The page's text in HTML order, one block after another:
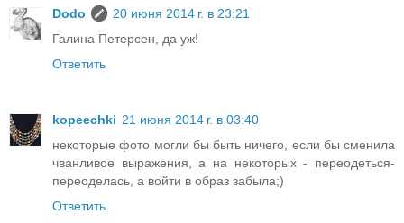
Dodo
20 июня 2014 г. в 23:21
Галина Петерсен, да уж!
Ответить
kopeechki 21 июня 2014 г. в 03:40
некоторые фото могли бы быть ничего, если бы сменила
чванливое выражения, а на некоторых - переодеться-
переоделась, а войти в образ забыла;)
Ответить